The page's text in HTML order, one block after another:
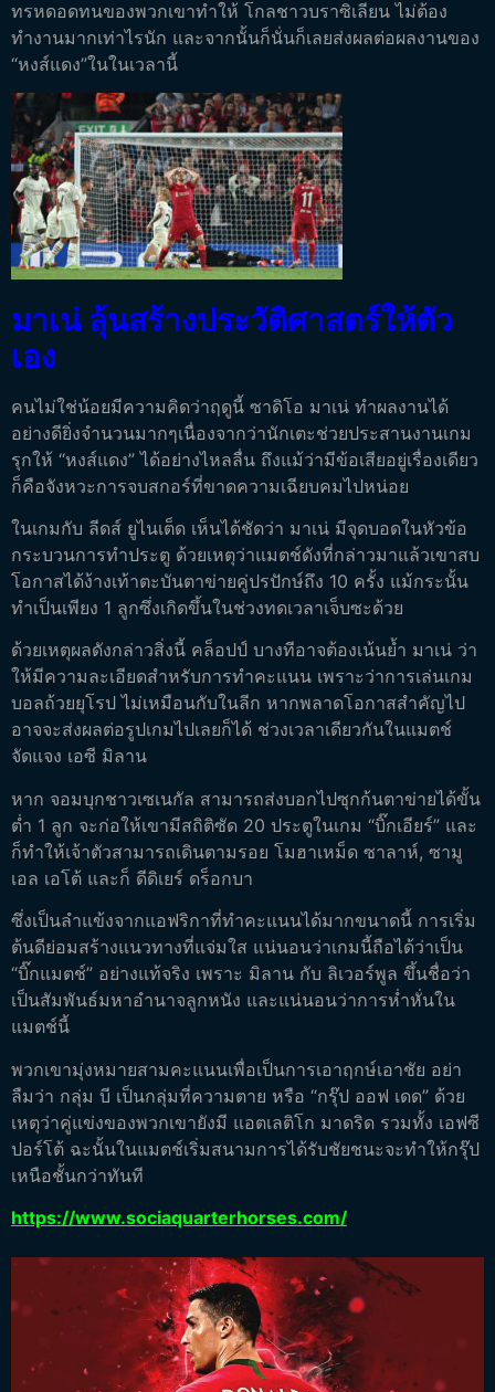
ทรหดอดทนของพวกเขาทำให้ โกลชาวบราซิเลียน ไม่ต้อง
ทำงานมากเท่าไรนัก และจากนั้นก็นั่นก็เลยส่งผลต่อผลงานของ
“หงส์แดง”ในในเวลานี้
มาเน่ ลุ้นสร้างประวัติศาสตร์ให้ตัว
เอง
คนไม่ใช่น้อยมีความคิดว่าฤดูนี้ ซาดิโอ มาเน่ ทำผลงานได้
อย่างดียิ่งจำนวนมากๆเนื่องจากว่านักเตะช่วยประสานงานเกม
รุกให้ “หงส์แดง” ได้อย่างไหลลื่น ถึงแม้ว่ามีข้อเสียอยู่เรื่องเดียว
ก็คือจังหวะการจบสกอร์ที่ขาดความเฉียบคมไปหน่อย
ในเกมกับ ลีดส์ ยูไนเต็ด เห็นได้ชัดว่า มาเน่ มีจุดบอดในหัวข้อ
กระบวนการทำประตู ด้วยเหตุว่าแมตช์ดังที่กล่าวมาแล้วเขาสบ
โอกาสได้ง้างเท้าตะบันตาข่ายคู่ปรปักษ์ถึง 10 ครั้ง แม้กระนั้น
ทำเป็นเพียง 1 ลูกซึ่งเกิดขึ้นในช่วงทดเวลาเจ็บซะด้วย
ด้วยเหตุผลดังกล่าวสิ่งนี้ คล็อปป์ บางทีอาจต้องเน้นย้ำ มาเน่ ว่า
ให้มีความละเอียดสำหรับการทำคะแนน เพราะว่าการเล่นเกม
บอลถ้วยยุโรป ไม่เหมือนกับในลีก หากพลาดโอกาสสำคัญไป
อาจจะส่งผลต่อรูปเกมไปเลยก็ได้ ช่วงเวลาเดียวกันในแมตช์
จัดแจง เอซี มิลาน
หาก จอมบุกชาวเซเนกัล สามารถส่งบอกไปซุกก้นตาข่ายได้ขั้น
ต่ำ 1 ลูก จะก่อให้เขามีสถิติซัด 20 ประตูในเกม “บิ๊กเอียร์” และ
ก็ทำให้เจ้าตัวสามารถเดินตามรอย โมฮาเหม็ด ซาลาห์, ซามู
เอล เอโต้ และก็ ดีดิเยร์ ดร็อกบา
ซึ่งเป็นลำแข้งจากแอฟริกาที่ทำคะแนนได้มากขนาดนี้ การเริ่ม
ต้นดีย่อมสร้างแนวทางที่แจ่มใส แน่นอนว่าเกมนี้ถือได้ว่าเป็น
“บิ๊กแมตช์” อย่างแท้จริง เพราะ มิลาน กับ ลิเวอร์พูล ขึ้นชื่อว่า
เป็นสัมพันธ์มหาอำนาจลูกหนัง และแน่นอนว่าการห่ำหั่นใน
แมตช์นี้
พวกเขามุ่งหมายสามคะแนนเพื่อเป็นการเอาฤกษ์เอาชัย อย่า
ลืมว่า กลุ่ม บี เป็นกลุ่มที่ความตาย หรือ “กรุ๊ป ออฟ เดด” ด้วย
เหตุว่าคู่แข่งของพวกเขายังมี แอตเลติโก มาดริด รวมทั้ง เอฟซี
ปอร์โต้ ฉะนั้นในแมตช์เริ่มสนามการได้รับชัยชนะจะทำให้กรุ๊ป
เหนือชั้นกว่าทันที
https://www.sociaquarterhorses.com/